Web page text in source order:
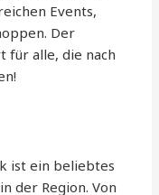
Events,
Der
für alle, die nach
ist ein beliebtes
der Region. Von